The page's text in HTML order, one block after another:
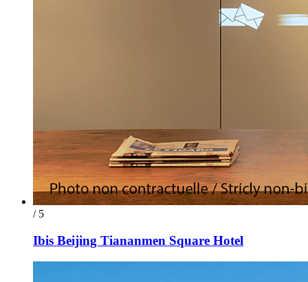
/ 5
Ibis Beijing Tiananmen Square Hotel